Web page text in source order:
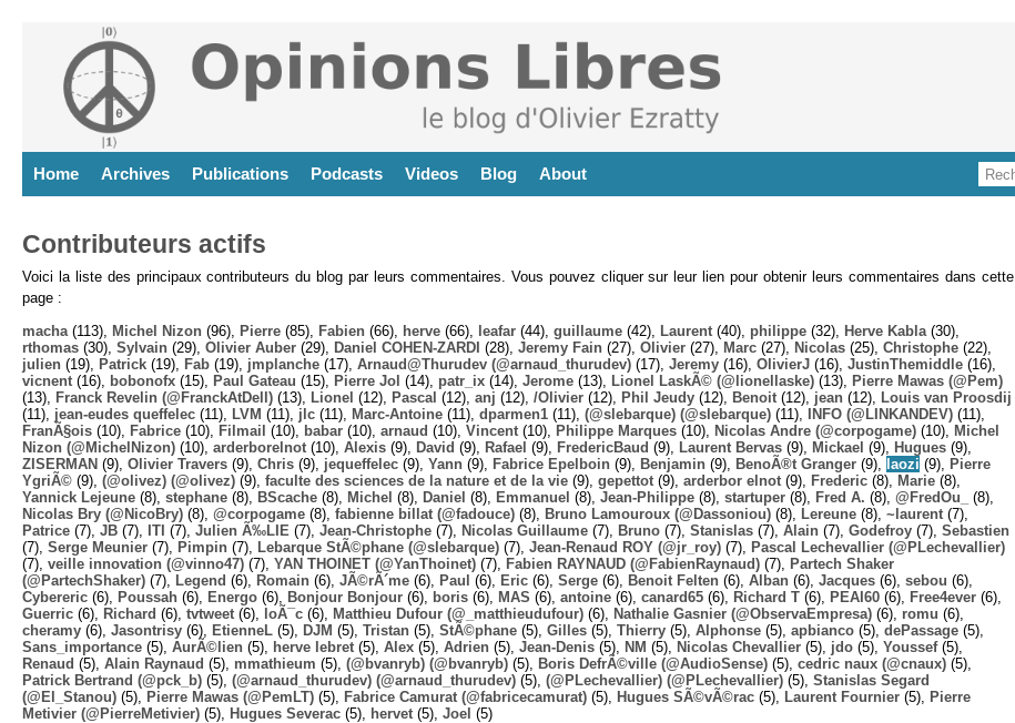
Home Archives Publications Podcasts Videos Blog About
Contributeurs actifs
Voici la liste des principaux contributeurs du blog par leurs commentaires. Vous pouvez cliquer sur leur lien pour obtenir leurs commentaires dans cette
page :
macha (113), Michel Nizon (96), Pierre (85), Fabien (66), herve (66), leafar (44), guillaume (42), Laurent (40), philippe (32), Herve Kabla (30),
rthomas (30), Sylvain (29), Olivier Auber (29), Daniel COHEN-ZARDI (28), Jeremy Fain (27), Olivier (27), Marc (27), Nicolas (25), Christophe (22),
julien (19), Patrick (19), Fab (19), jmplanche (17), Arnaud@Thurudev (@arnaud_thurudev) (17), Jeremy (16), OlivierJ (16), JustinThemiddle (16),
vicnent (16), bobonofx (15), Paul Gateau (15), Pierre Jol (14), patr_ix (14), Jerome (13), Lionel LaskÃ© (@lionellaske) (13),
Pierre Mawas (@Pem)
(13),
Franck Revelin (@FranckAtDell) (13), Lionel (12), Pascal (12), anj (12), /Olivier (12), Phil Jeudy (12), Benoit (12), jean (12),
Louis van Proosdij
(11), jean-eudes queffelec (11), LVM (11), jlc (11), Marc-Antoine (11), dparmen1 (11), (@slebarque) (@slebarque) (11), INFO (@LINKANDEV) (11),
FranÃ§ois (10), Fabrice (10), Filmail (10), babar (10), arnaud (10), Vincent (10), Philippe Marques (10), Nicolas Andre (@corpogame) (10),
Michel
Nizon (@MichelNizon) (10), arderborelnot (10), Alexis (9), David (9), Rafael (9), FredericBaud (9), Laurent Bervas (9), Mickael (9), Hugues (9),
ZISERMAN (9), Olivier Travers (9), Chris (9), jequeffelec (9), Yann (9), Fabrice Epelboin (9), Benjamin (9), BenoÃ®t Granger (9), laozi (9),
Pierre
YgriÃ© (9), (@olivez) (@olivez) (9), faculte des sciences de la nature et de la vie (9), gepettot (9), arderbor elnot (9), Frederic (8), Marie (8),
Yannick Lejeune (8), stephane (8), BScache (8), Michel (8), Daniel (8), Emmanuel (8), Jean-Philippe (8), startuper (8), Fred A. (8), @FredOu_
(8),
Nicolas Bry (@NicoBry) (8), @corpogame (8), fabienne billat (@fadouce) (8), Bruno Lamouroux (@Dassoniou) (8), Lereune (8), ~laurent (7),
Patrice (7), JB (7), ITI (7), Julien Ã‰LIE (7), Jean-Christophe (7), Nicolas Guillaume (7), Bruno (7), Stanislas (7), Alain (7), Godefroy (7), Sebastien
(7), Serge Meunier (7), Pimpin (7), Lebarque StÃ©phane (@slebarque) (7), Jean-Renaud ROY (@jr_roy) (7),
Pascal Lechevallier (@PLechevallier)
(7), veille innovation (@vinno47) (7), YAN THOINET (@YanThoinet) (7), Fabien RAYNAUD (@FabienRaynaud) (7),
Partech Shaker
(@PartechShaker) (7), Legend (6), Romain (6), JÃ©rÃ´me (6), Paul (6), Eric (6), Serge (6), Benoit Felten (6), Alban (6), Jacques (6), sebou (6),
Cybereric (6), Poussah (6), Energo (6), Bonjour Bonjour (6), boris (6), MAS (6), antoine (6), canard65 (6), Richard T (6), PEAI60 (6), Free4ever (6),
Guerric (6), Richard (6), tvtweet (6), loÃ¯c (6), Matthieu Dufour (@_matthieudufour) (6), Nathalie Gasnier (@ObservaEmpresa) (6), romu (6),
cheramy (6), Jasontrisy (6), EtienneL (5), DJM (5), Tristan (5), StÃ©phane (5), Gilles (5), Thierry (5), Alphonse (5), apbianco (5), dePassage (5),
Sans_importance (5), AurÃ©lien (5), herve lebret (5), Alex (5), Adrien (5), Jean-Denis (5), NM (5), Nicolas Chevallier (5), jdo (5), Youssef(5),
Renaud (5), Alain Raynaud (5), mmathieum (5), (@bvanryb) (@bvanryb) (5), Boris DefrÃ©ville (@AudioSense) (5), cedric naux (@cnaux) (5),
Patrick Bertrand (@pck_b) (5), (@arnaud_thurudev) (@arnaud_thurudev) (5), (@PLechevallier) (@PLechevallier) (5), Stanislas Segard
(@El_Stanou) (5), Pierre Mawas (@PemLT) (5), Fabrice Camurat (@fabricecamurat) (5), Hugues SÃ©vÃ©rac (5), Laurent Fournier (5),
Pierre
Metivier (@PierreMetivier) (5), Hugues Severac (5), hervet (5), Joel (5)